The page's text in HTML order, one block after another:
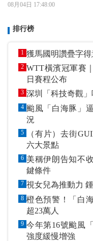
08月04日 17:48:00
排行榜
1
2 WTT橫濱冠軍賽
日賽程公布
3 深圳「科技奇觀
4 颱風「白海豚」
況
5
（有片）去街
六大景點
6 美稱伊朗告知不
鍵條件
7 視
8 橙色預警！「白
超23萬人
9 今年第16號颱風
強度緩慢增強